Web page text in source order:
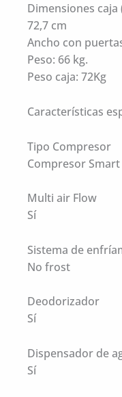
Dimensiones caja
72,7 cm
Ancho con
Peso: 66 kg.
Peso caja: 72Kg
Características
Tipo Compresor
Compresor
Multi air Flow
Sí
Sistema de
No frost
Deodorizador
Sí
Dispensador de
Sí